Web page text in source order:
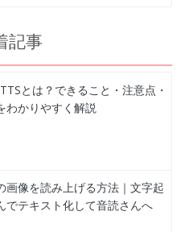
記事
とは？できること・注意点・
わかりやすく解説
画像を読み上げる方法｜文字起
でテキスト化して音読さんへ